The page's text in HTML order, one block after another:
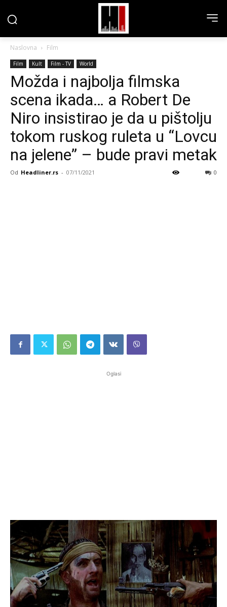
Naslovna Film
Film Kult Film - TV World
Možda i najbolja filmska
scena ikada… a Robert De
Niro insistirao je da u pištolju
tokom ruskog ruleta u “Lovcu
na jelene” – bude pravi metak
Od Headliner.rs - 07/11/2021 0
Oglasi